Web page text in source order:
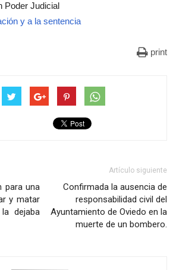
Poder Judicial
y a la sentencia
print
para una
y matar
dejaba
Artículo siguiente
Confirmada la ausencia de
responsabilidad civil del
Ayuntamiento de Oviedo en la
muerte de un bombero.